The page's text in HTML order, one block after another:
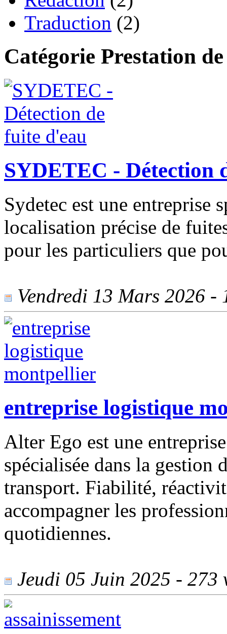
Traduction (2)
Catégorie Prestation
SYDETEC - Détection
Sydetec est une entreprise
localisation précise de
pour les particuliers que
Vendredi 13 Mars 2026 -
entreprise logistique
Alter Ego est une
spécialisée dans la gestion
transport. Fiabilité,
accompagner les
quotidiennes.
Jeudi 05 Juin 2025 - 273